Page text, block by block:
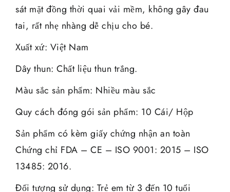
sát mặt đồng thời quai vải mềm, không gây đau
tai, rất nhẹ nhàng dễ chịu cho bé.
Xuất xứ: Việt Nam
Dây thun: Chất liệu thun trắng.
Màu sắc sản phẩm: Nhiều màu sắc
Quy cách đóng gói sản phẩm: 10 Cái/ Hộp
Sản phẩm có kèm giấy chứng nhận an toàn
Chứng chỉ FDA – CE – ISO 9001: 2015 – ISO
13485: 2016.
Đối tượng sử dụng: Trẻ em từ 3 đến 10 tuổi